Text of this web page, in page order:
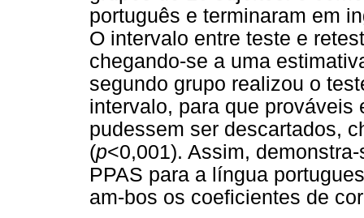
português e terminaram em
O intervalo entre teste e
chegando-se a uma
segundo grupo realizou o
intervalo, para que
pudessem ser descartados,
(p<0,001). Assim,
PPAS para a língua
am-bos os coeficientes de